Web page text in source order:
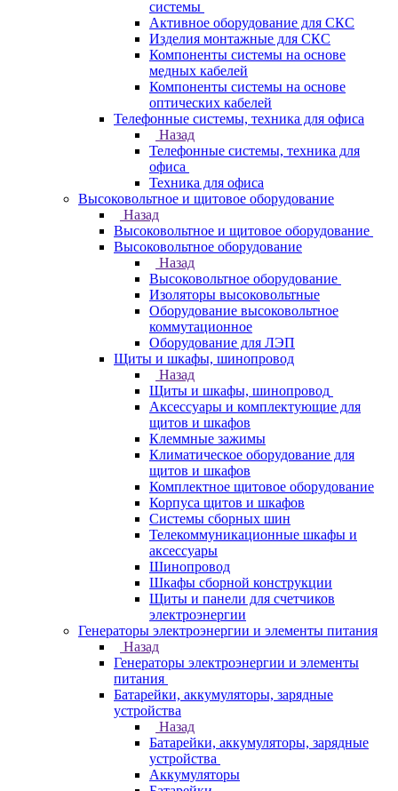
системы
Активное оборудование для СКС
Изделия монтажные для СКС
Компоненты системы на основе
медных кабелей
Компоненты системы на основе
оптических кабелей
Телефонные системы, техника для офиса
Назад
Телефонные системы, техника для
офиса
Техника для офиса
Высоковольтное и щитовое оборудование
Назад
Высоковольтное и щитовое оборудование
Высоковольтное оборудование
Назад
Высоковольтное оборудование
Изоляторы высоковольтные
Оборудование высоковольтное
коммутационное
Оборудование для ЛЭП
Щиты и шкафы, шинопровод
Назад
Щиты и шкафы, шинопровод
Аксессуары и комплектующие для
щитов и шкафов
Клеммные зажимы
Климатическое оборудование для
щитов и шкафов
Комплектное щитовое оборудование
Корпуса щитов и шкафов
Системы сборных шин
Телекоммуникационные шкафы и
аксессуары
Шинопровод
Шкафы сборной конструкции
Щиты и панели для счетчиков
электроэнергии
Генераторы электроэнергии и элементы питания
Назад
Генераторы электроэнергии и элементы
питания
Батарейки, аккумуляторы, зарядные
устройства
Назад
Батарейки, аккумуляторы, зарядные
устройства
Аккумуляторы